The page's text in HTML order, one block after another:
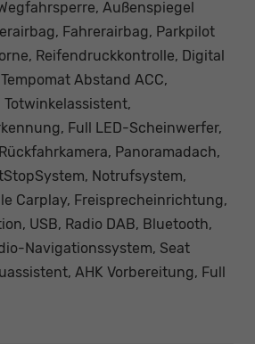
Außenspiegel
Fahrerairbag, Parkpilot
Reifendruckkontrolle, Digital
Abstand ACC,
Full LED-Scheinwerfer,
Panoramadach,
Notrufsystem,
Carplay, Freisprecheinrichtung,
USB, Radio DAB, Bluetooth,
Navigationssystem, Seat
AHK Vorbereitung, Full